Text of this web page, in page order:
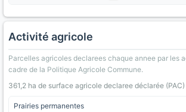
Activité agricole
Parcelles agricoles declarees chaque annee par les
cadre de la Politique Agricole Commune.
361,2 ha de surface agricole declaree déclarée (PAC)
Prairies permanentes